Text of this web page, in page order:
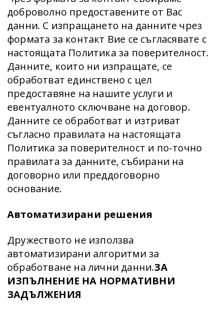
доброволно предоставените от Вас
данни. С изпращането на данните чрез
формата за контакт Вие се съгласявате с
настоящата Политика за поверителност.
Данните, които ни изпращате, се
обработват единствено с цел
предоставяне на нашите услуги и
евентуалното сключване на договор.
Данните се обработват и изтриват
съгласно правилата на настоящата
Политика за поверителност и по-точно
правилата за данните, събирани на
договорно или преддоговорно
основание.
Автоматизирани решения
Дружеството не използва
автоматизирани алгоритми за
обработване на лични данни.ЗА
ИЗПЪЛНЕНИЕ НА НОРМАТИВНИ
ЗАДЪЛЖЕНИЯ